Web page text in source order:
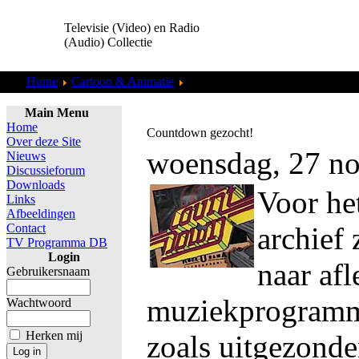
Televisie (Video) en Radio
(Audio) Collectie
Home Cartoon & Animatie
Main Menu
Home
Over deze Site
Nieuws
Discussieforum
Downloads
Links
Afbeeldingen
Contact
TV Programma DB
Login
Gebruikersnaam
Wachtwoord
Herken mij
Countdown gezocht!
woensdag, 27
Voor
archief
naar
zoals